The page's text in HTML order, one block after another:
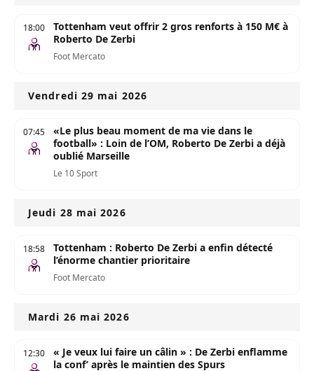
18:00
Tottenham veut offrir 2 gros renforts à 150 M€ à
Roberto De Zerbi
Foot Mercato
Vendredi 29 mai 2026
07:45
«Le plus beau moment de ma vie dans le
football» : Loin de l’OM, Roberto De Zerbi a déjà
oublié Marseille
Le 10 Sport
Jeudi 28 mai 2026
18:58
Tottenham : Roberto De Zerbi a enfin détecté
l’énorme chantier prioritaire
Foot Mercato
Mardi 26 mai 2026
12:30
« Je veux lui faire un câlin » : De Zerbi enflamme
la conf’ après le maintien des Spurs